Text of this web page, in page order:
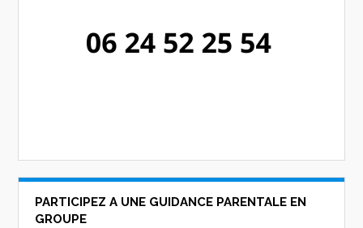
PARTICIPEZ A UNE GUIDANCE PARENTALE EN
GROUPE